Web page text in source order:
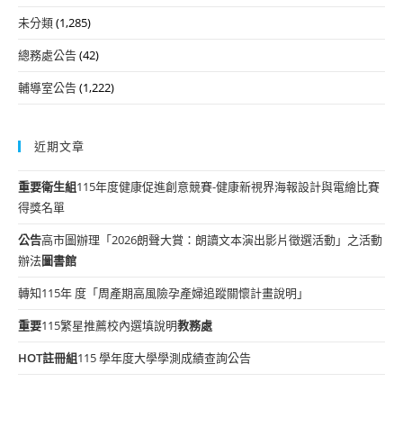
未分類(1,285)
總務處公告(42)
輔導室公告(1,222)
近期文章
重要衛生組115年度健康促進創意競賽-健康新視界海報設計與電繪比賽
得獎名單
公告高市圖辦理「2026朗聲大賞：朗讀文本演出影片徵選活動」之活動
辦法圖書館
轉知115年 度「周產期高風險孕產婦追蹤關懷計畫說明」
重要115繁星推薦校內選填說明教務處
HOT註冊組115 學年度大學學測成績查詢公告